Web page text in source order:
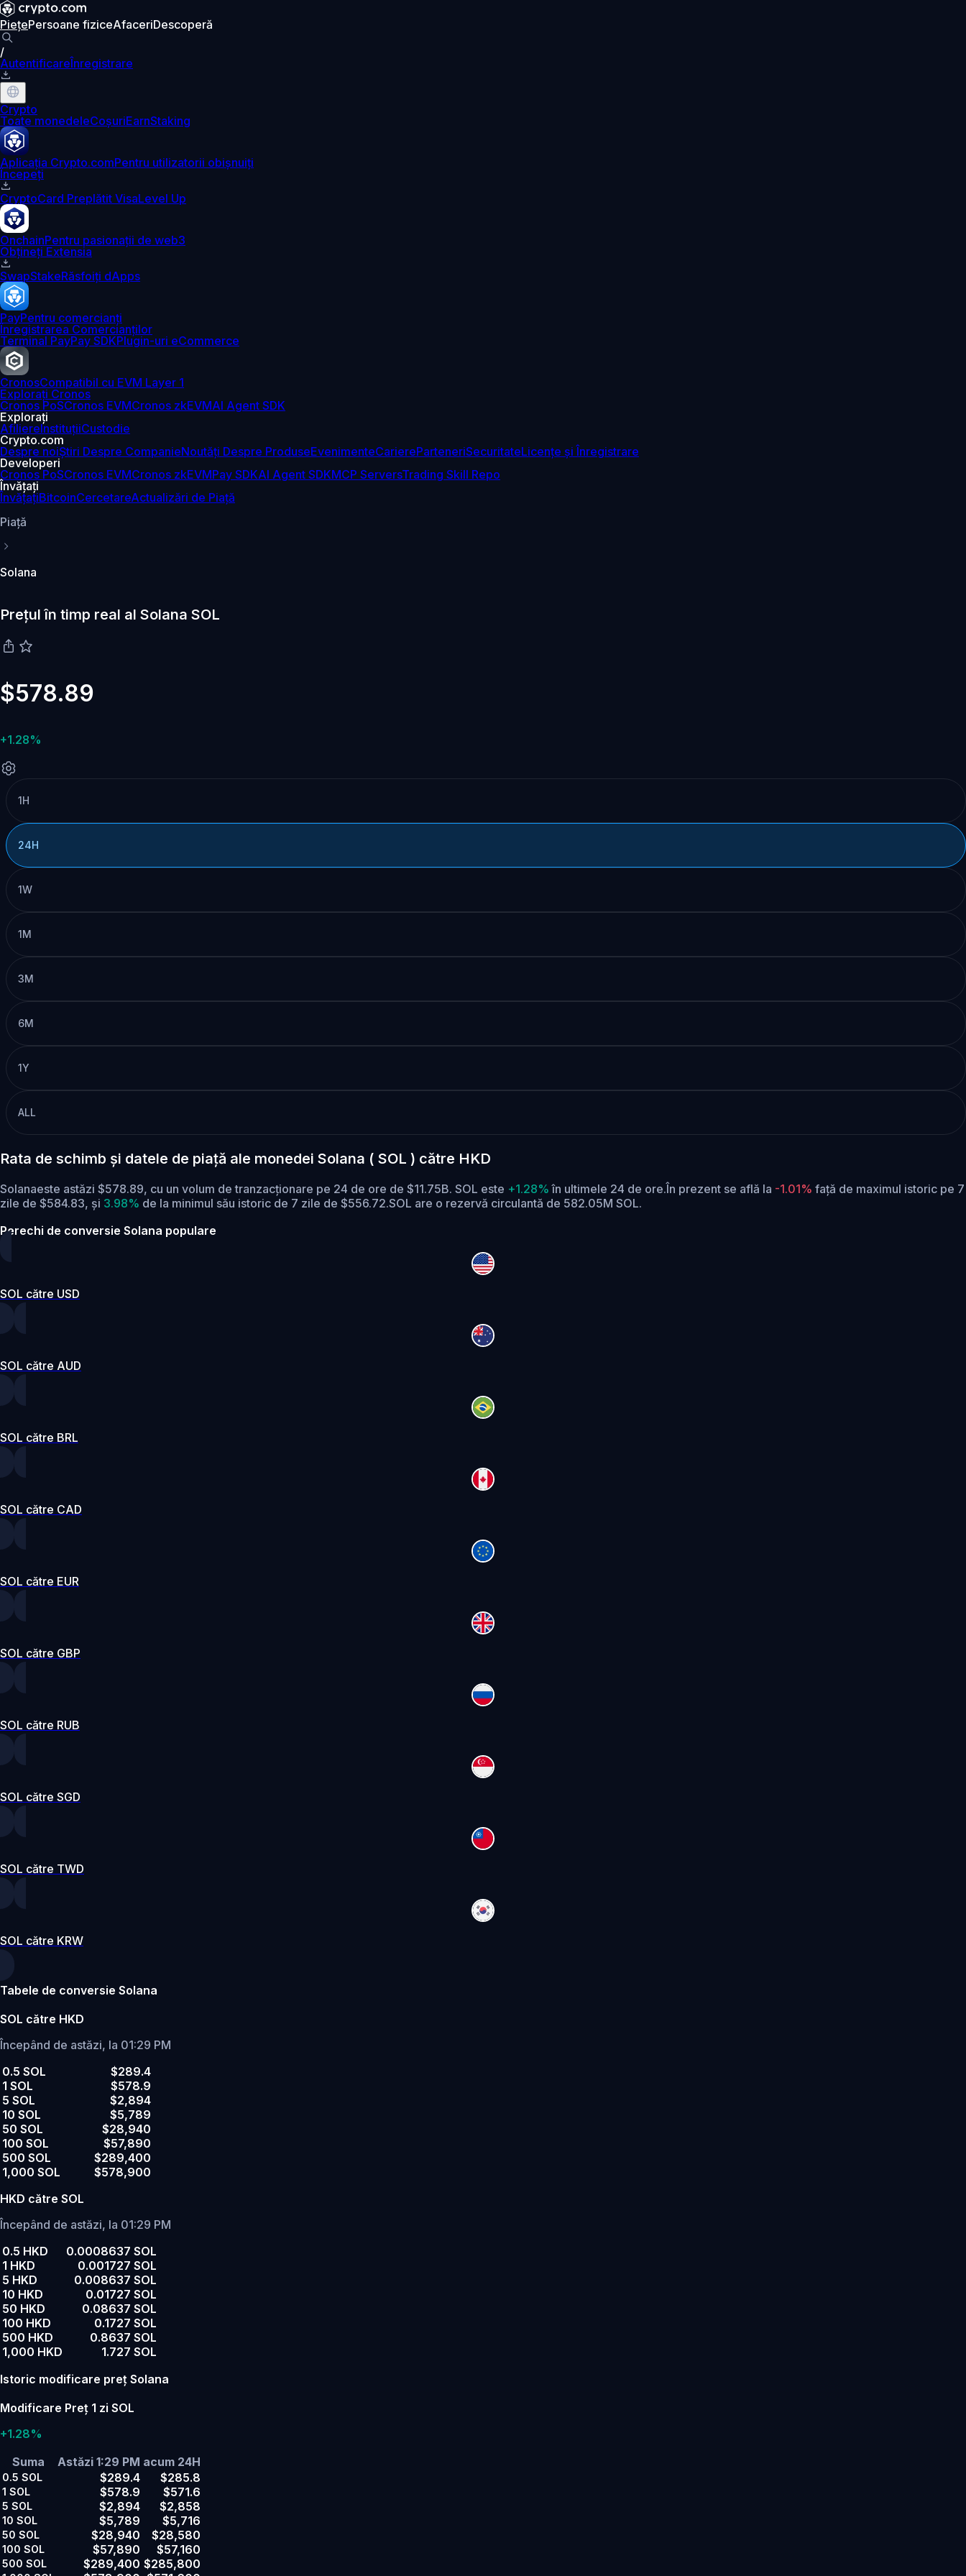
PiețePersoane fiziceAfaceriDescoperă
/
AutentificareÎnregistrare
Crypto
Toate monedeleCoșuriEarnStaking
Aplicația Crypto.comPentru utilizatorii obișnuiți
Începeți
CryptoCard Preplătit VisaLevel Up
OnchainPentru pasionații de web3
Obțineți Extensia
SwapStakeRăsfoiți dApps
PayPentru comercianți
Înregistrarea Comercianților
Terminal PayPay SDKPlugin-uri eCommerce
CronosCompatibil cu EVM Layer 1
Explorați Cronos
Cronos PoSCronos EVMCronos zkEVMAI Agent SDK
Explorați
AfiliereInstituțiiCustodie
Crypto.com
Despre noiȘtiri Despre CompanieNoutăți Despre ProduseEvenimenteCariereParteneriSecuritateLicențe și Înregistrare
Developeri
Cronos PoSCronos EVMCronos zkEVMPay SDKAI Agent SDKMCP ServersTrading Skill Repo
Învățați
ÎnvățațiBitcoinCercetareActualizări de Piață
Piaţă
Solana
Prețul în timp real al Solana SOL
$578.89
+1.28%
1H
24H
1W
1M
3M
6M
1Y
ALL
Rata de schimb și datele de piață ale monedei Solana ( SOL ) către HKD
Solanaeste astăzi $578.89, cu un volum de tranzacționare pe 24 de ore de $11.75B. SOL este +1.28%în ultimele 24 de ore.În prezent se află la -1.01% față de maximul istoric pe 7
zile de $584.83, și 3.98% de la minimul său istoric de 7 zile de $556.72.SOL are o rezervă circulantă de 582.05M SOL.
Perechi de conversie Solana populare
SOL către USD
SOL către AUD
SOL către BRL
SOL către CAD
SOL către EUR
SOL către GBP
SOL către RUB
SOL către SGD
SOL către TWD
SOL către KRW
Tabele de conversie Solana
SOL către HKD
Începând de astăzi, la 01:29 PM
0.5 SOL
$289.4
1 SOL
$578.9
5 SOL
$2,894
10 SOL
$5,789
50 SOL
$28,940
100 SOL
$57,890
500 SOL
$289,400
1,000 SOL
$578,900
HKD către SOL
Începând de astăzi, la 01:29 PM
0.5 HKD
0.0008637 SOL
1 HKD
0.001727 SOL
5 HKD
0.008637 SOL
10 HKD
0.01727 SOL
50 HKD
0.08637 SOL
100 HKD
0.1727 SOL
500 HKD
0.8637 SOL
1,000 HKD
1.727 SOL
Istoric modificare preț Solana
Modificare Preț 1 zi SOL
+1.28%
Suma
Astăzi 1:29 PM acum 24H
0.5 SOL $289.4 $285.8
1 SOL $578.9 $571.6
5 SOL $2,894 $2,858
10 SOL $5,789 $5,716
50 SOL $28,940 $28,580
100 SOL $57,890 $57,160
500 SOL $289,400 $285,800